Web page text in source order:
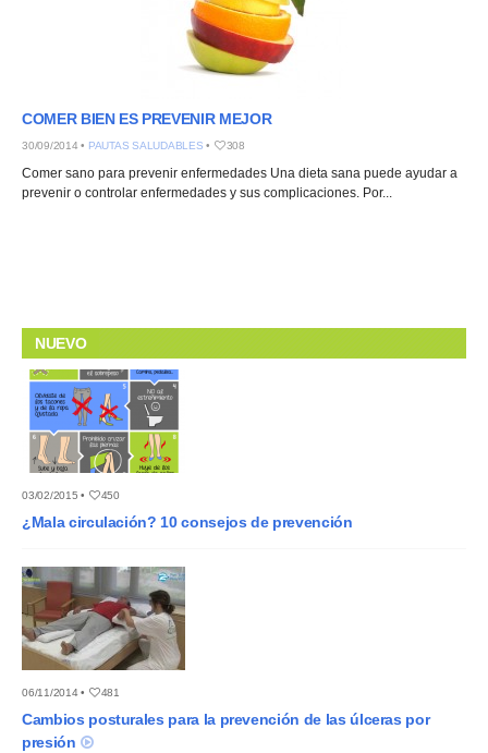
COMER BIEN ES PREVENIR MEJOR
30/09/2014 • PAUTAS SALUDABLES • 308
Comer sano para prevenir enfermedades Una dieta sana puede ayudar a
prevenir o controlar enfermedades y sus complicaciones. Por...
NUEVO
03/02/2015 • 450
¿Mala circulación? 10 consejos de prevención
06/11/2014 • 481
Cambios posturales para la prevención de las úlceras por
presión